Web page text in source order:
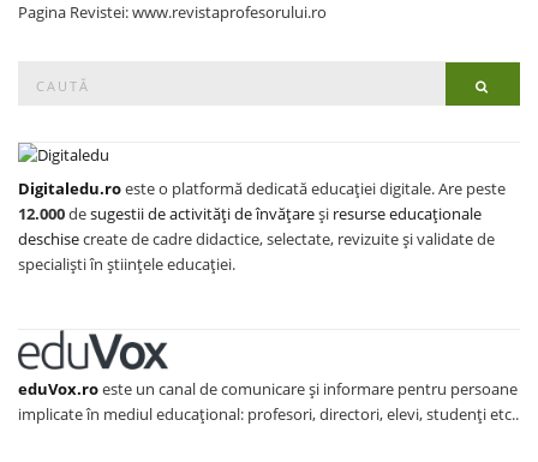
Pagina Revistei: www.revistaprofesorului.ro
for:
Digitaledu.roeste o platformă dedicată educației digitale. Are peste
12.000desugestii de activități de învățareși resurse educaționale
deschisecreate de cadre didactice, selectate, revizuite și validate de
specialiști în științele educației.
eduVox.roeste un canal de comunicare și informare pentru persoane
implicate în mediul educațional: profesori, directori, elevi, studenți etc..